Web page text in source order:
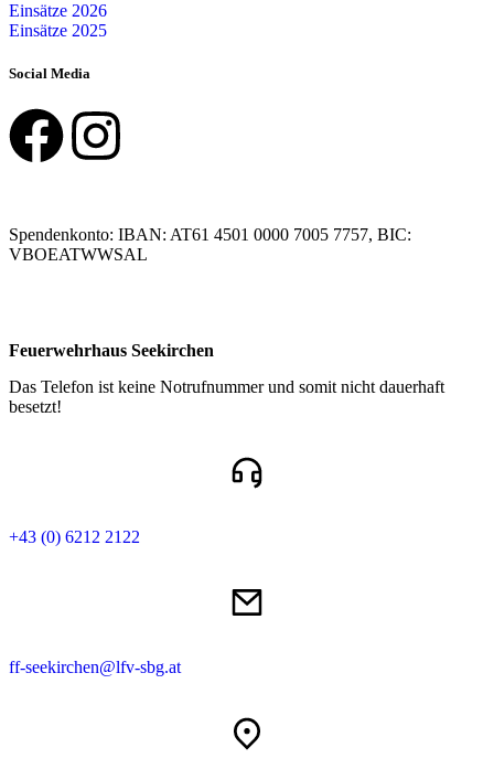
Einsätze 2026
Einsätze 2025
Social Media
Spendenkonto: IBAN: AT61 4501 0000 7005 7757, BIC:
VBOEATWWSAL
Feuerwehrhaus Seekirchen
Das Telefon ist keine Notrufnummer und somit nicht dauerhaft
besetzt!
+43 (0) 6212 2122
ff-seekirchen@lfv-sbg.at